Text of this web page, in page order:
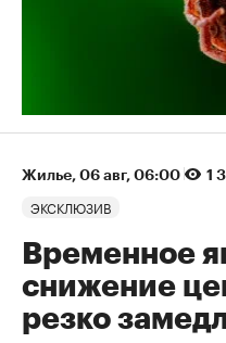
Жилье 06 авг, 06:00 1
ЭКСКЛЮЗИВ
Временное
снижение
резко